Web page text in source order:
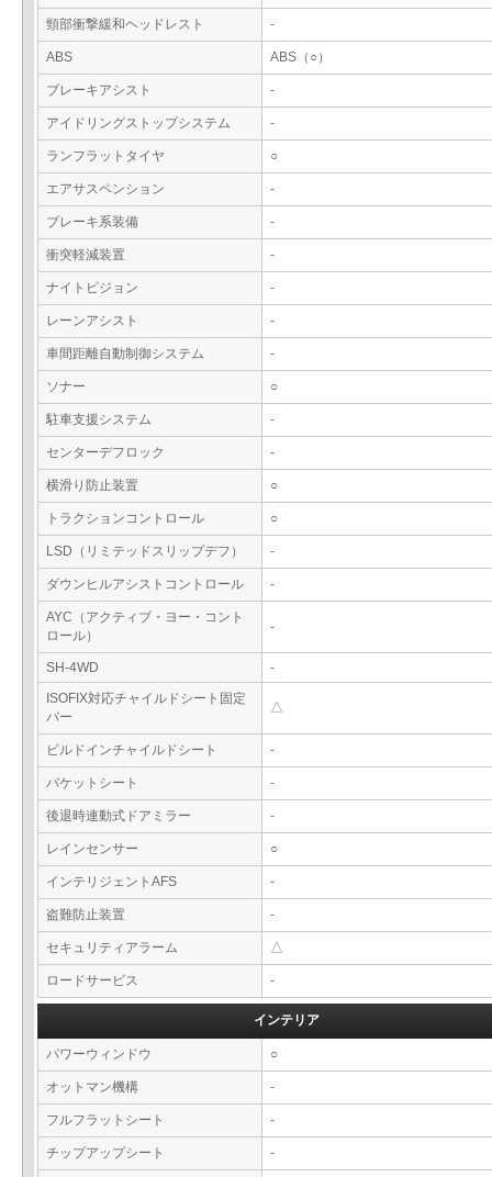
頸部衝撃緩和ヘッドレスト -
ABS ABS（○）
ブレーキアシスト -
アイドリングストップシステム -
ランフラットタイヤ ○
エアサスペンション -
ブレーキ系装備 -
衝突軽減装置 -
ナイトビジョン -
レーンアシスト -
車間距離自動制御システム -
ソナー ○
駐車支援システム -
センターデフロック -
横滑り防止装置 ○
トラクションコントロール ○
LSD（リミテッドスリップデフ） -
ダウンヒルアシストコントロール -
AYC（アクティブ・ヨー・コント
ロール）
-
SH-4WD
-
ISOFIX対応チャイルドシート固定
バー
△
ビルドインチャイルドシート -
バケットシート -
後退時連動式ドアミラー -
レインセンサー ○
インテリジェントAFS -
盗難防止装置 -
セキュリティアラーム △
ロードサービス -
インテリア
パワーウィンドウ ○
オットマン機構 -
フルフラットシート -
チップアップシート -